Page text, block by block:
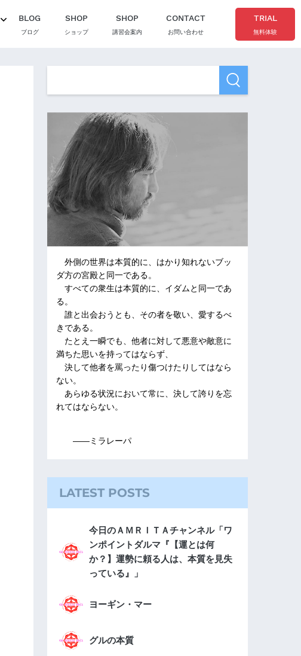
BLOG
ブログ
SHOP
ショップ
SHOP
講習会案内
CONTACT
お問い合わせ
TRIAL
無料体験
外側の世界は本質的に、はかり知れないブッ
ダ方の宮殿と同一である。
すべての衆生は本質的に、イダムと同一であ
る。
誰と出会おうとも、その者を敬い、愛するべ
きである。
たとえ一瞬でも、他者に対して悪意や敵意に
満ちた思いを持ってはならず、
決して他者を罵ったり傷つけたりしてはなら
ない。
あらゆる状況において常に、決して誇りを忘
れてはならない。
――ミラレーパ
LATEST POSTS
今日のＡＭＲＩＴＡチャンネル「ワ
ンポイントダルマ『【運とは何
か？】運勢に頼る人は、本質を見失
っている』」
ヨーギン・マー
グルの本質